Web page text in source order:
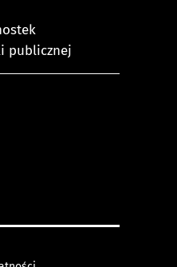
publicznej